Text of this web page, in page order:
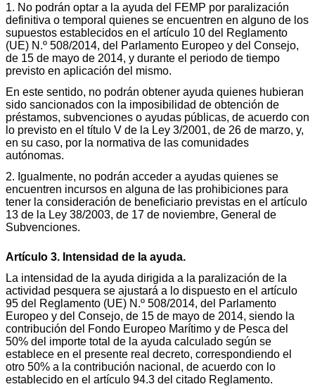
1. No podrán optar a la ayuda del FEMP por paralización
definitiva o temporal quienes se encuentren en alguno de los
supuestos establecidos en el artículo 10 del Reglamento
(UE) N.º 508/2014, del Parlamento Europeo y del Consejo,
de 15 de mayo de 2014, y durante el periodo de tiempo
previsto en aplicación del mismo.
En este sentido, no podrán obtener ayuda quienes hubieran
sido sancionados con la imposibilidad de obtención de
préstamos, subvenciones o ayudas públicas, de acuerdo con
lo previsto en el título V de la Ley 3/2001, de 26 de marzo, y,
en su caso, por la normativa de las comunidades
autónomas.
2. Igualmente, no podrán acceder a ayudas quienes se
encuentren incursos en alguna de las prohibiciones para
tener la consideración de beneficiario previstas en el artículo
13 de la Ley 38/2003, de 17 de noviembre, General de
Subvenciones.
Artículo 3. Intensidad de la ayuda.
La intensidad de la ayuda dirigida a la paralización de la
actividad pesquera se ajustará a lo dispuesto en el artículo
95 del Reglamento (UE) N.º 508/2014, del Parlamento
Europeo y del Consejo, de 15 de mayo de 2014, siendo la
contribución del Fondo Europeo Marítimo y de Pesca del
50% del importe total de la ayuda calculado según se
establece en el presente real decreto, correspondiendo el
otro 50% a la contribución nacional, de acuerdo con lo
establecido en el artículo 94.3 del citado Reglamento.